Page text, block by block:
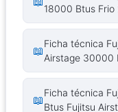
18000 Btus Frio
📖
Ficha técnica
Airstage 30000
📖
Ficha técnica
Btus Fujitsu